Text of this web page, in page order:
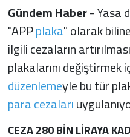
Gündem Haber- Yasa
"APPplaka" olarak
ilgili cezaların
plakalarını değiştirmek
düzenlemeyle bu tür
para cezaları
CEZA 280 BİN LİRAYA